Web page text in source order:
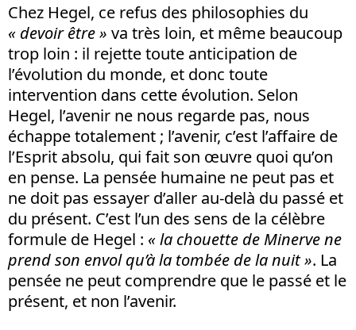
Chez Hegel, ce refus des philosophies du
« devoir être » va très loin, et même beaucoup
trop loin : il rejette toute anticipation de
l’évolution du monde, et donc toute
intervention dans cette évolution. Selon
Hegel, l’avenir ne nous regarde pas, nous
échappe totalement ; l’avenir, c’est l’affaire de
l’Esprit absolu, qui fait son œuvre quoi qu’on
en pense. La pensée humaine ne peut pas et
ne doit pas essayer d’aller au-delà du passé et
du présent. C’est l’un des sens de la célèbre
formule de Hegel : « la chouette de Minerve ne
prend son envol qu’à la tombée de la nuit ». La
pensée ne peut comprendre que le passé et le
présent, et non l’avenir.